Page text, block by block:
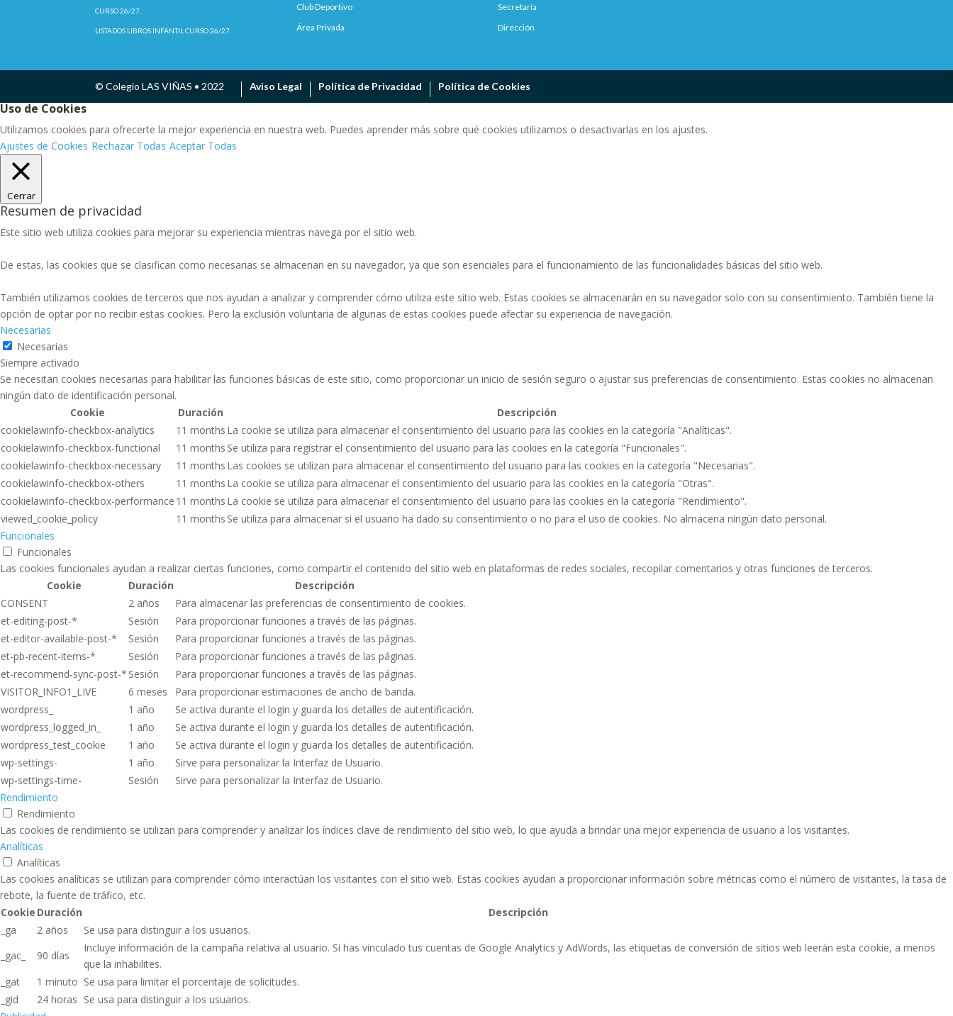
CURSO 26/27.
LISTADOS LIBROS INFANTIL CURSO 26/27.
Club Deportivo
Área Privada
Secretaría
Dirección
© Colegio LAS VIÑAS • 2022 Aviso Legal Política de Privacidad Política de Cookies
Uso de Cookies
Utilizamos cookies para ofrecerte la mejor experiencia en nuestra web. Puedes aprender más sobre qué cookies utilizamos o desactivarlas en los ajustes.
Ajustes de Cookies Rechazar Todas Aceptar Todas
Cerrar
Resumen de privacidad
Este sitio web utiliza cookies para mejorar su experiencia mientras navega por el sitio web.
De estas, las cookies que se clasifican como necesarias se almacenan en su navegador, ya que son esenciales para el funcionamiento de las funcionalidades básicas del sitio web.
También utilizamos cookies de terceros que nos ayudan a analizar y comprender cómo utiliza este sitio web. Estas cookies se almacenarán en su navegador solo con su consentimiento. También tiene la
opción de optar por no recibir estas cookies. Pero la exclusión voluntaria de algunas de estas cookies puede afectar su experiencia de navegación.
Necesarias
Necesarias
Siempre activado
Se necesitan cookies necesarias para habilitar las funciones básicas de este sitio, como proporcionar un inicio de sesión seguro o ajustar sus preferencias de consentimiento. Estas cookies no almacenan
ningún dato de identificación personal.
Cookie
Duración
Descripción
cookielawinfo-checkbox-analytics
11 months La cookie se utiliza para almacenar el consentimiento del usuario para las cookies en la categoría "Analíticas".
cookielawinfo-checkbox-functional
11 months Se utiliza para registrar el consentimiento del usuario para las cookies en la categoría "Funcionales".
cookielawinfo-checkbox-necessary
11 months Las cookies se utilizan para almacenar el consentimiento del usuario para las cookies en la categoría "Necesarias".
cookielawinfo-checkbox-others
11 months La cookie se utiliza para almacenar el consentimiento del usuario para las cookies en la categoría "Otras".
cookielawinfo-checkbox-performance 11 months La cookie se utiliza para almacenar el consentimiento del usuario para las cookies en la categoría "Rendimiento".
viewed_cookie_policy
11 months Se utiliza para almacenar si el usuario ha dado su consentimiento o no para el uso de cookies. No almacena ningún dato personal.
Funcionales
Funcionales
Las cookies funcionales ayudan a realizar ciertas funciones, como compartir el contenido del sitio web en plataformas de redes sociales, recopilar comentarios y otras funciones de terceros.
Cookie
Duración
Descripción
CONSENT
2 años
Para almacenar las preferencias de consentimiento de cookies.
et-editing-post-*
Sesión
Para proporcionar funciones a través de las páginas.
et-editor-available-post-*
Sesión
Para proporcionar funciones a través de las páginas.
et-pb-recent-items-*
Sesión
Para proporcionar funciones a través de las páginas.
et-recommend-sync-post-* Sesión
Para proporcionar funciones a través de las páginas.
VISITOR_INFO1_LIVE
6 meses
Para proporcionar estimaciones de ancho de banda.
wordpress_
1 año
Se activa durante el login y guarda los detalles de autentificación.
wordpress_logged_in_
1 año
Se activa durante el login y guarda los detalles de autentificación.
wordpress_test_cookie
1 año
Se activa durante el login y guarda los detalles de autentificación.
wp-settings-
1 año
Sirve para personalizar la Interfaz de Usuario.
wp-settings-time-
Sesión
Sirve para personalizar la Interfaz de Usuario.
Rendimiento
Rendimiento
Las cookies de rendimiento se utilizan para comprender y analizar los índices clave de rendimiento del sitio web, lo que ayuda a brindar una mejor experiencia de usuario a los visitantes.
Analíticas
Analíticas
Las cookies analíticas se utilizan para comprender cómo interactúan los visitantes con el sitio web. Estas cookies ayudan a proporcionar información sobre métricas como el número de visitantes, la tasa de
rebote, la fuente de tráfico, etc.
Cookie Duración
Descripción
_ga
2 años
Se usa para distinguir a los usuarios.
_gac_
90 días
Incluye información de la campaña relativa al usuario. Si has vinculado tus cuentas de Google Analytics y AdWords, las etiquetas de conversión de sitios web leerán esta cookie, a menos
que la inhabilites.
_gat
1 minuto Se usa para limitar el porcentaje de solicitudes.
_gid
24 horas Se usa para distinguir a los usuarios.